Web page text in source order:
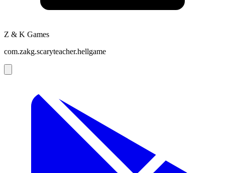
Z & K Games
com.zakg.scaryteacher.hellgame